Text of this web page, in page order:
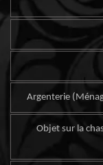
Argenterie
Objet sur la